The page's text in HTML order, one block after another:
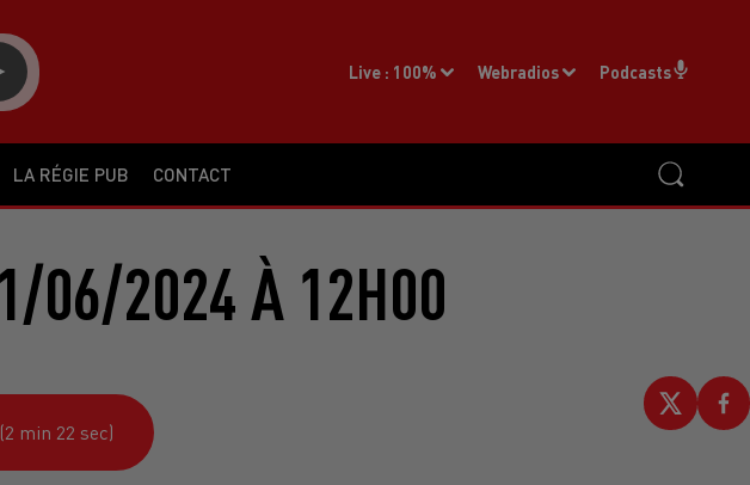
LA RÉGIE PUB CONTACT
Live : 100% Webradios Podcasts
06/2024 À 12H00
min 22 sec)